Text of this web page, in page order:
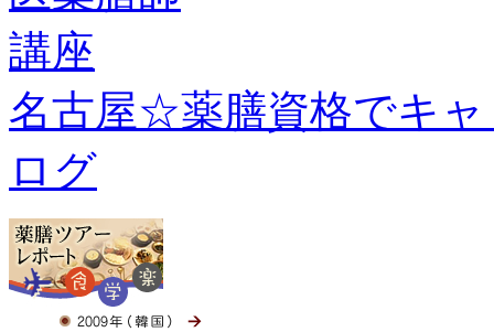
名古屋☆薬膳資格でキ
ログ